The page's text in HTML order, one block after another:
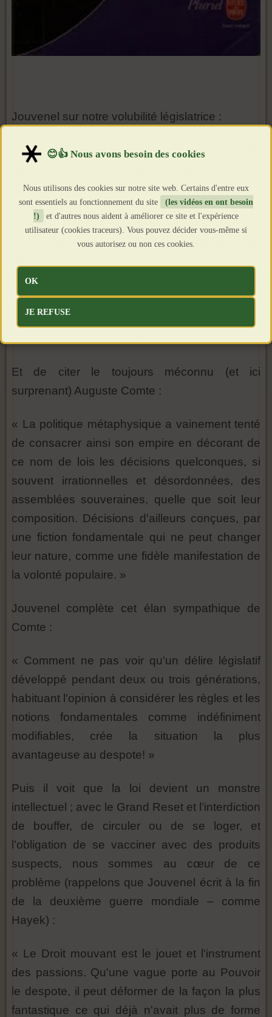
Jouvenel sur notre volubilité législatrice :
« Que tout doive toujours pouvoir être remis en
de notre époque. Aucune société, a dit Comte,
ne peut subsister sans le respect unanime
accordé à certaines notions fondamentales
soustraites à la discussion. Et la vraie liberté ne
peut consister que dans une soumission
rationnelle à la seule prépondérance
convenablement constatée des lois
Et de citer le toujours méconnu (et ici
surprenant) Auguste Comte :
« La politique métaphysique a vainement tenté
de consacrer ainsi son empire en décorant de
ce nom de lois les décisions quelconques, si
souvent irrationnelles et désordonnées, des
assemblées souveraines, quelle que soit leur
composition. Décisions d'ailleurs conçues, par
une fiction fondamentale qui ne peut changer
leur nature, comme une fidèle manifestation de
la volonté populaire. »
Jouvenel complète cet élan sympathique de
Comte :
« Comment ne pas voir qu'un délire législatif
développé pendant deux ou trois générations,
habituant l'opinion à considérer les règles et les
notions fondamentales comme indéfiniment
modifiables, crée la situation la plus
avantageuse au despote! »
Puis il voit que la loi devient un monstre
intellectuel ; avec le Grand Reset et l’interdiction
de bouffer, de circuler ou de se loger, et
l’obligation de se vacciner avec des produits
suspects, nous sommes au cœur de ce
problème (rappelons que Jouvenel écrit à la fin
de la deuxième guerre mondiale – comme
Hayek) :
« Le Droit mouvant est le jouet et l'instrument
des passions. Qu'une vague porte au Pouvoir
le despote, il peut déformer de la façon la plus
fantastique ce qui déjà n'avait plus de forme
Nous utilisons des cookies sur notre site web. Certains d'entre eux
sont essentiels au fonctionnement du site
(les vidéos en ont besoin
!)
et d'autres nous aident à améliorer ce site et l'expérience
utilisateur (cookies traceurs). Vous pouvez décider vous-même si
vous autorisez ou non ces cookies.
OK
JE REFUSE